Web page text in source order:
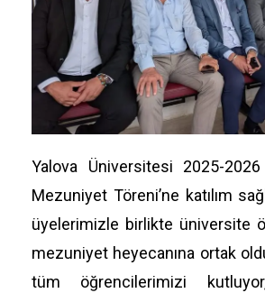
Yalova Üniversitesi 2025-2026
Mezuniyet Töreni’ne katılım
üyelerimizle birlikte üniversite
mezuniyet heyecanına ortak
tüm öğrencilerimizi